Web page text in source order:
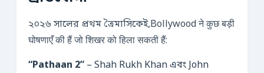
২০২৬ সালের প্রথম ত্রৈমাসিকেই,Bollywood ने कुछ बड़ी
घोषणाएँ की हैं जो शिखर को हिला सकती हैं:
“Pathaan 2” – Shah Rukh Khan এবং John